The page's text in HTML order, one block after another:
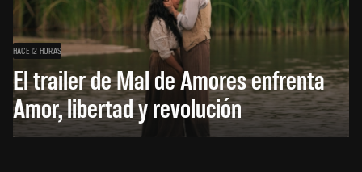
HACE 12 HORAS
El trailer de Mal de Amores enfrenta
Amor, libertad y revolución